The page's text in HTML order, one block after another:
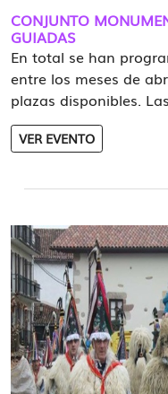
CONJUNTO
GUIADAS
En total se han
entre los meses de
plazas disponibles.
VER EVENTO